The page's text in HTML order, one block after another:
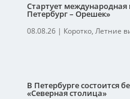
Стартует
Петербург – Орешек»
08.08.26| Коротко, Летние
В Петербурге состоится
«Северная столица»